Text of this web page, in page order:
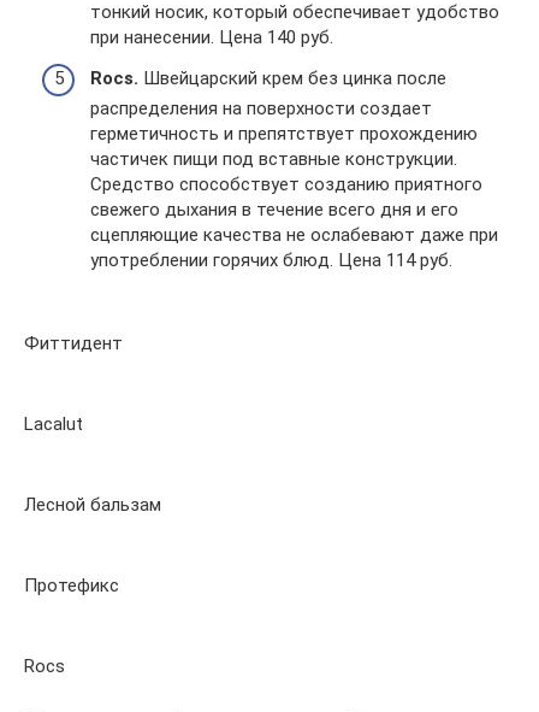
тонкий носик, который обеспечивает удобство
при нанесении. Цена 140 руб.
Rocs. Швейцарский крем без цинка после
распределения на поверхности создает
герметичность и препятствует прохождению
частичек пищи под вставные конструкции.
Средство способствует созданию приятного
свежего дыхания в течение всего дня и его
сцепляющие качества не ослабевают даже при
употреблении горячих блюд. Цена 114 руб.
Фиттидент
Lacalut
Лесной бальзам
Протефикс
Rocs